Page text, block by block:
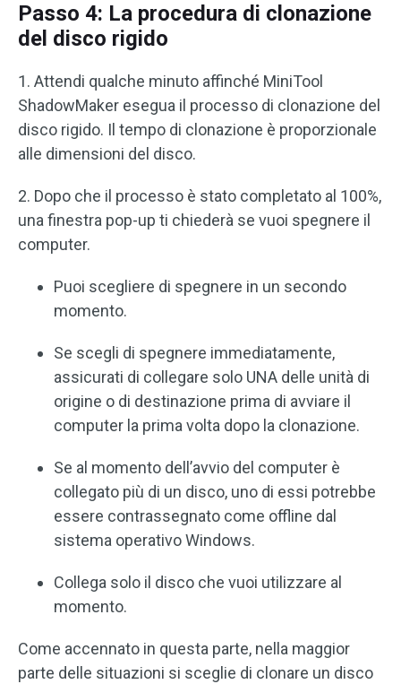
Passo 4: La procedura di clonazione
del disco rigido
1. Attendi qualche minuto affinché MiniTool
ShadowMaker esegua il processo di clonazione del
disco rigido. Il tempo di clonazione è proporzionale
alle dimensioni del disco.
2. Dopo che il processo è stato completato al 100%,
una finestra pop-up ti chiederà se vuoi spegnere il
computer.
Puoi scegliere di spegnere in un secondo
momento.
Se scegli di spegnere immediatamente,
assicurati di collegare solo UNA delle unità di
origine o di destinazione prima di avviare il
computer la prima volta dopo la clonazione.
Se al momento dell’avvio del computer è
collegato più di un disco, uno di essi potrebbe
essere contrassegnato come offline dal
sistema operativo Windows.
Collega solo il disco che vuoi utilizzare al
momento.
Come accennato in questa parte, nella maggior
parte delle situazioni si sceglie di clonare un disco